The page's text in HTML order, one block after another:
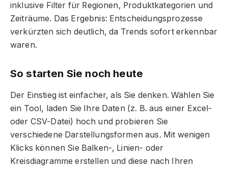
inklusive Filter für Regionen, Produktkategorien und
Zeiträume. Das Ergebnis: Entscheidungsprozesse
verkürzten sich deutlich, da Trends sofort erkennbar
waren.
So starten Sie noch heute
Der Einstieg ist einfacher, als Sie denken. Wählen Sie
ein Tool, laden Sie Ihre Daten (z. B. aus einer Excel-
oder CSV-Datei) hoch und probieren Sie
verschiedene Darstellungsformen aus. Mit wenigen
Klicks können Sie Balken-, Linien- oder
Kreisdiagramme erstellen und diese nach Ihren